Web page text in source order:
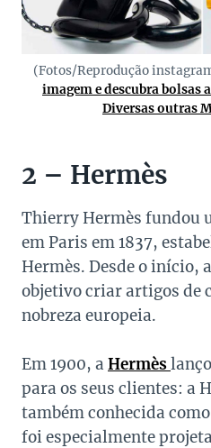
(Fotos/Reprodução
imagem e descubra bolsas
Diversas outras
2 – Hermès
Thierry Hermès fundou
em Paris em 1837,
Hermès. Desde o início,
objetivo criar artigos de
nobreza europeia.
Em 1900, a Hermès
para os seus clientes: a
também conhecida
foi especialmente